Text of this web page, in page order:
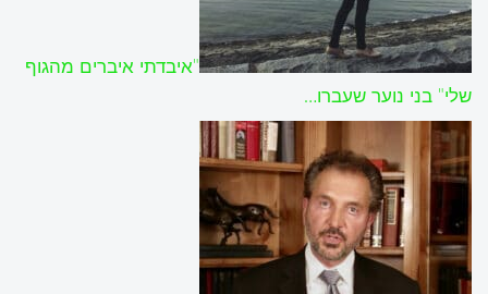
"איבדתי איברים מהגוף
שלי" בני נוער שעברו…